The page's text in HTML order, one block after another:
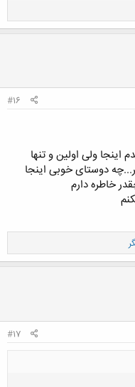
#16
ولی اولین و تنها
دوستای خوبی اینجا
خاطره دارم
#17